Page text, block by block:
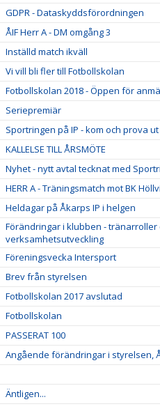
GDPR - Dataskyddsförordningen
ÅIF Herr A - DM omgång 3
Inställd match ikväll
Vi vill bli fler till Fotbollskolan
Fotbollskolan 2018 - Öppen för
Seriepremiär
Sportringen på IP - kom och prova
KALLELSE TILL ÅRSMÖTE
Nyhet - nytt avtal tecknat med
HERR A - Träningsmatch mot BK
Heldagar på Åkarps IP i helgen
Förändringar i klubben - tränarroller
verksamhetsutveckling
Föreningsvecka Intersport
Brev från styrelsen
Fotbollskolan 2017 avslutad
Fotbollskolan
PASSERAT 100
Angående förändringar i styrelsen,
Äntligen...